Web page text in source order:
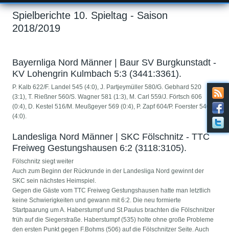
Spielberichte 10. Spieltag - Saison
2018/2019
Bayernliga Nord Männer | Baur SV Burgkunstadt -
KV Lohengrin Kulmbach 5:3 (3441:3361).
P. Kalb 622/F. Landel 545 (4:0), J. Partjeymüller 580/G. Gebhard 520
(3:1), T. Rießner 560/S. Wagner 581 (1:3), M. Carl 559/J. Förtsch 606
(0:4), D. Kestel 516/M. Meußgeyer 569 (0:4), P. Zapf 604/P. Foerster 540
(4:0).
Landesliga Nord Männer | SKC Fölschnitz - TTC
Freiweg Gestungshausen 6:2 (3118:3105).
Fölschnitz siegt weiter
Auch zum Beginn der Rückrunde in der Landesliga Nord gewinnt der
SKC sein nächstes Heimspiel.
Gegen die Gäste vom TTC Freiweg Gestungshausen hatte man letztlich
keine Schwierigkeiten und gewann mit 6:2. Die neu formierte
Startpaarung um A. Haberstumpf und St.Paulus brachten die Fölschnitzer
früh auf die Siegerstraße. Haberstumpf (535) holte ohne große Probleme
den ersten Punkt gegen F.Bohms (506) auf die Fölschnitzer Seite. Auch